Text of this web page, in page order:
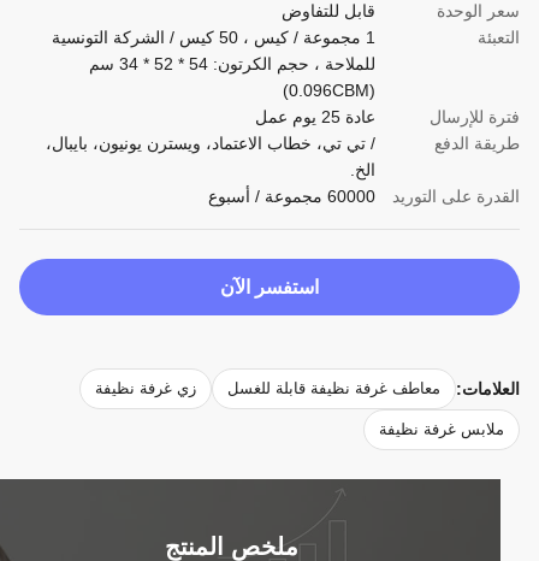
الوحدة
قابل للتفاوض
1 مجموعة / كيس ، 50 كيس / الشركة التونسية
للملاحة ، حجم الكرتون: 54 * 52 * 34 سم
للإرسال
الدفع
/ تي تي، خطاب الاعتماد، ويسترن يونيون، بايبال،
على التوريد
60000 مجموعة / أسبوع
استفسر الآن
معاطف غرفة نظيفة قابلة للغسل زي غرفة نظيفة
غرفة نظيفة
ملخص المنتج